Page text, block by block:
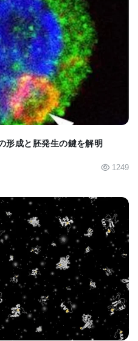
おけるミトコンドリア
なかった自然な原因を
のプロセスは食事によ
とが可能なのです。
ク質解析）により、
段階で発生するのに対
ドリア代謝を含む「代
後半になって顕著に現
。
合成酵素「SAMS-1」の
セスでは、S-アデノシル
1）のトップクラス
JP
形成と胚発生の鍵を解明
1249
JP